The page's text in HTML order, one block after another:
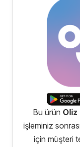
Bu ürün Oliz
işleminiz
için müşteri